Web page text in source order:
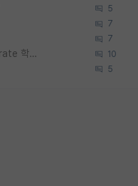
5
7
7
우리나라도 학구 열풍보면 Higher Doctorate 학위가 필요하다고 봅니다. 10
5